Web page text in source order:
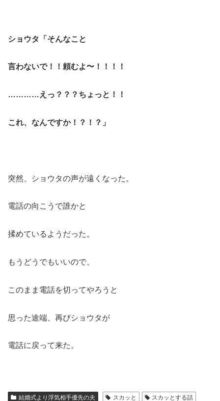
ショウタ「そんなこと
言わないで！！頼むよ〜！！！！
…………えっ？？？ちょっと！！
これ、なんですか！？！？」
突然、ショウタの声が遠くなった。
電話の向こうで誰かと
揉めているようだった。
もうどうでもいいので、
このまま電話を切ってやろうと
思った途端、再びショウタが
電話に戻って来た。
結婚式より浮気相手優先の夫 スカッと
スカッとする話